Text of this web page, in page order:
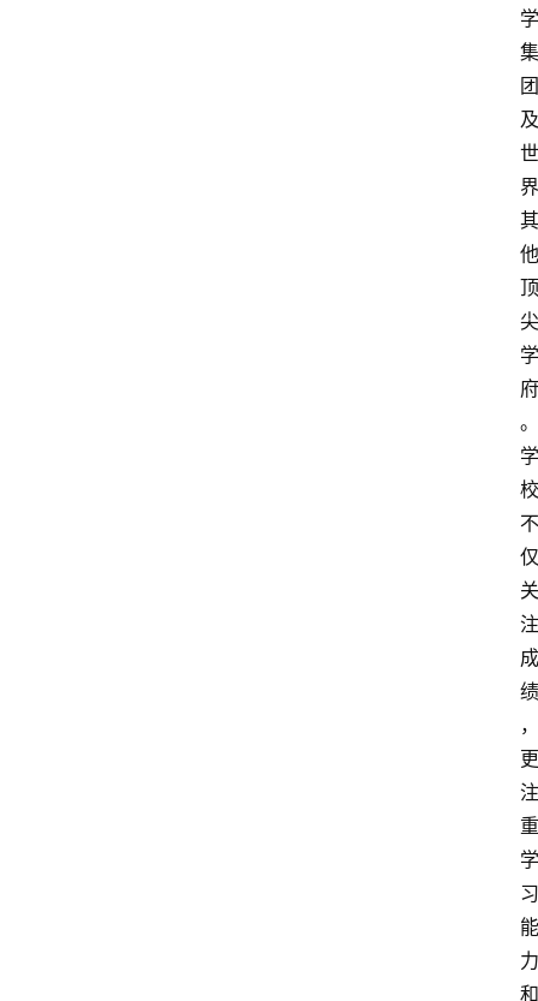
学
集
团
及
世
界
其
他
顶
尖
学
府
。
学
校
不
仅
关
注
成
绩
，
更
注
重
学
习
能
力
和